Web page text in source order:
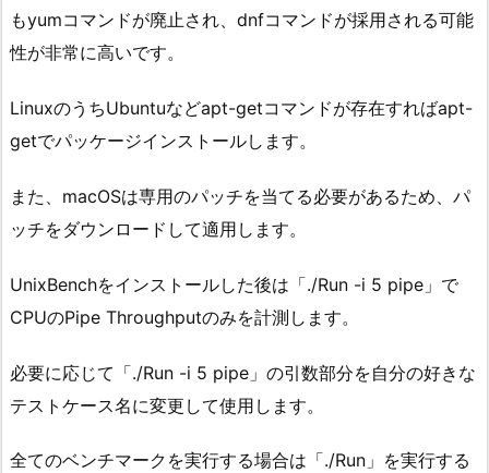
もyumコマンドが廃止され、dnfコマンドが採用される可能
性が非常に高いです。
LinuxのうちUbuntuなどapt-getコマンドが存在すればapt-
getでパッケージインストールします。
また、macOSは専用のパッチを当てる必要があるため、パ
ッチをダウンロードして適用します。
UnixBenchをインストールした後は「./Run -i 5 pipe」で
CPUのPipe Throughputのみを計測します。
必要に応じて「./Run -i 5 pipe」の引数部分を自分の好きな
テストケース名に変更して使用します。
全てのベンチマークを実行する場合は「./Run」を実行する